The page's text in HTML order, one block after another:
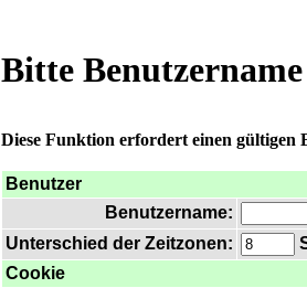
Bitte
Diese Funktion erfordert einen gültigen
Benutzer
Benutzername:
Unterschied der Zeitzonen:
Cookie